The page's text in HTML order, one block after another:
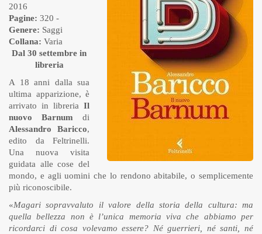
2016
Pagine: 320 -
Genere: Saggi
Collana: Varia
Dal 30 settembre in
libreria
A 18 anni dalla sua
ultima apparizione, è
arrivato in libreria Il
nuovo Barnum di
Alessandro Baricco,
edito da Feltrinelli.
Una nuova visita
guidata alle cose del
mondo, e agli uomini che lo rendono abitabile, o semplicemente
più riconoscibile.
«Magari sopravvaluto il valore della storia della cultura: ma
quella bellezza non è l’unica memoria viva che abbiamo per
ricordarci di cosa volevamo essere? Né guerrieri, né santi, né